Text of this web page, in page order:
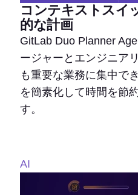
コンテキストスイ
的な計画
GitLab Duo Planner
ージャーとエンジニア
も重要な業務に集中で
を簡素化して時間を節
す。
AI